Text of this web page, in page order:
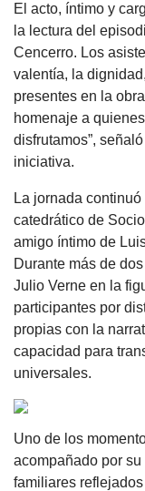
El acto, íntimo y
la lectura del
Cencerro. Los
valentía, la
presentes en la
homenaje a
disfrutamos”,
iniciativa.
La jornada
catedrático de
amigo íntimo de
Durante más de
Julio Verne en la
participantes por
propias con la
capacidad para
universales.
Uno de los
acompañado por
familiares